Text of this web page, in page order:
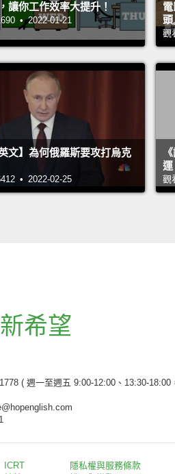
讓你工作效率大提升！
• 2022-01-21
頭
觀
文】為何俄羅斯要攻打烏克
• 2022-02-25
運
觀
希望
( 週一至週五 9:00-12:00、13:30-18:00
ICRT
隱私權與服務條款